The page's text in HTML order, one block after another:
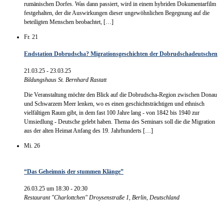
rumänischen Dorfes. Was dann passiert, wird in einem hybriden Dokumentarfilm
festgehalten, der die Auswirkungen dieser ungewöhnlichen Begegnung auf die
beteiligten Menschen beobachtet, […]
Fr. 21
Endstation Dobrudscha? Migrationsgeschichten der Dobrudschadeutschen
21.03.25 - 23.03.25
Bildungshaus St. Bernhard Rastatt
Die Veranstaltung möchte den Blick auf die Dobrudscha-Region zwischen Donau
und Schwarzem Meer lenken, wo es einen geschichtsträchtigen und ethnisch
vielfältigen Raum gibt, in dem fast 100 Jahre lang - von 1842 bis 1940 zur
Umsiedlung - Deutsche gelebt haben. Thema des Seminars soll die die Migration
aus der alten Heimat Anfang des 19. Jahrhunderts […]
Mi. 26
“Das Geheimnis der stummen Klänge”
26.03.25 um 18:30 - 20:30
Restaurant "Charlottchen" Droysenstraße 1, Berlin, Deutschland